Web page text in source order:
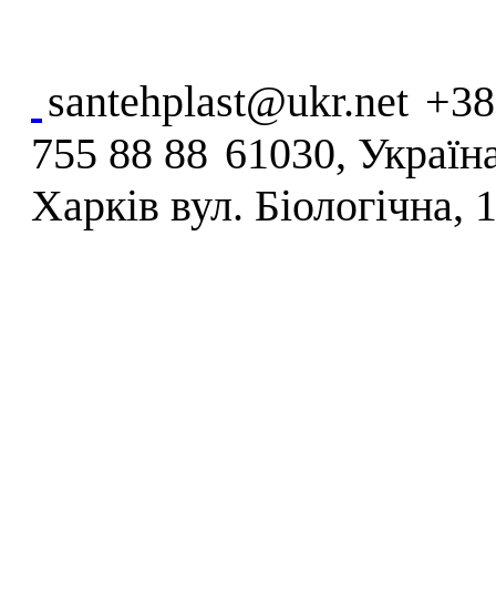
santehplast@ukr.net
755 88 88 61030,
Харків вул. Біологічна,